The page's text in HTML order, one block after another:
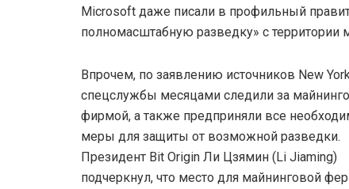
Microsoft даже писали в профильный
полномасштабную разведку» с территории
Впрочем, по заявлению источников New
спецслужбы месяцами следили за
фирмой, а также предприняли все
меры для защиты от возможной разведки.
Президент Bit Origin Ли Цзямин (Li Jiaming)
подчеркнул, что место для майнинговой